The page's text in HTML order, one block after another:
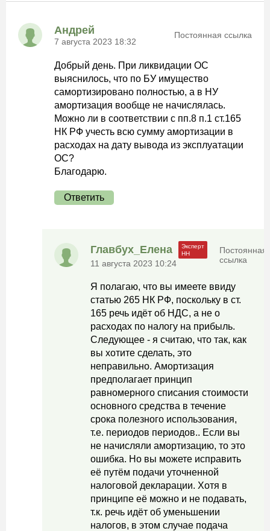
Андрей
7 августа 2023 18:32
Постоянная ссылка
Добрый день. При ликвидации ОС
выяснилось, что по БУ имущество
самортизировано полностью, а в НУ
амортизация вообще не начислялась.
Можно ли в соответствии с пп.8 п.1 ст.165
НК РФ учесть всю сумму амортизации в
расходах на дату вывода из эксплуатации
ОС?
Благодарю.
Ответить
Главбух_Елена
11 августа 2023 10:24
Постоянная
ссылка
Я полагаю, что вы имеете ввиду
статью 265 НК РФ, поскольку в ст.
165 речь идёт об НДС, а не о
расходах по налогу на прибыль.
Следующее - я считаю, что так, как
вы хотите сделать, это
неправильно. Амортизация
предполагает принцип
равномерного списания стоимости
основного средства в течение
срока полезного использования,
т.е. периодов периодов.. Если вы
не начисляли амортизацию, то это
ошибка. Но вы можете исправить
её путём подачи уточненной
налоговой декларации. Хотя в
принципе её можно и не подавать,
т.к. речь идёт об уменьшении
налогов, в этом случае подача